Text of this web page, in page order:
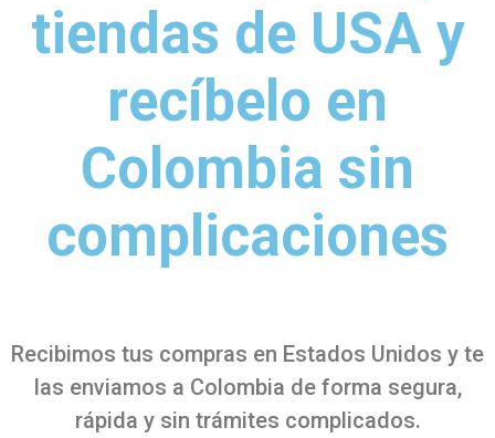
tiendas de USA y
recíbelo en
Colombia sin
complicaciones
Recibimos tus compras en Estados Unidos y te
las enviamos a Colombia de forma segura,
rápida y sin trámites complicados.